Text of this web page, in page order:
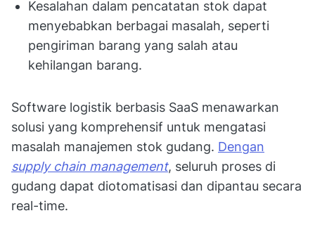
Kesalahan dalam pencatatan stok dapat
menyebabkan berbagai masalah, seperti
pengiriman barang yang salah atau
kehilangan barang.
Software logistik berbasis SaaS menawarkan
solusi yang komprehensif untuk mengatasi
masalah manajemen stok gudang. Dengan
supply chain management, seluruh proses di
gudang dapat diotomatisasi dan dipantau secara
real-time.